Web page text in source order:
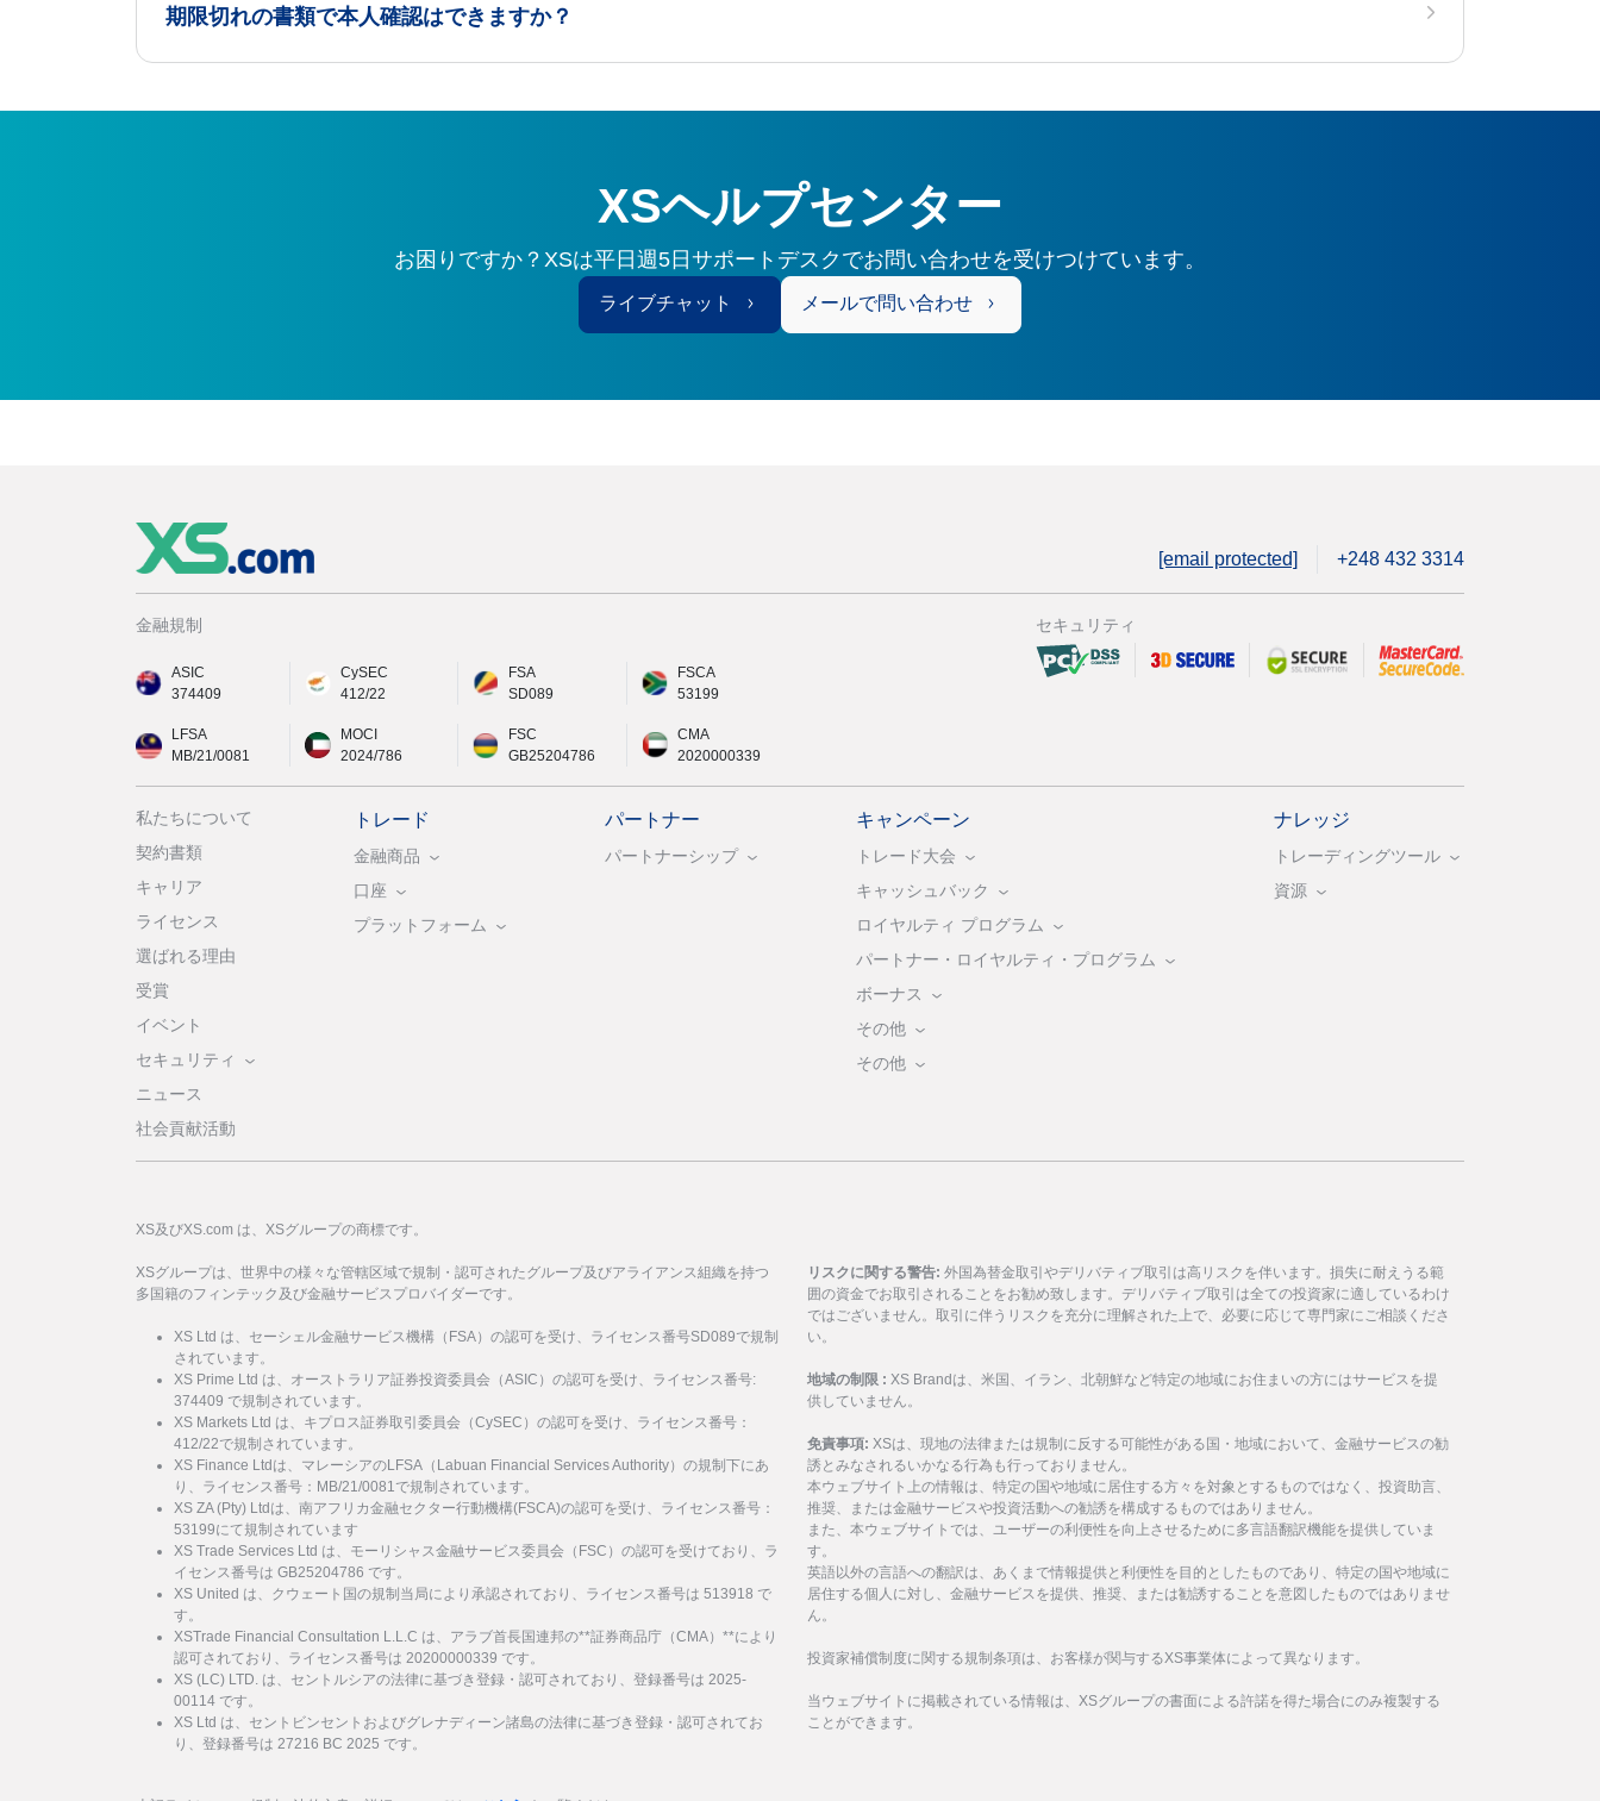
期限切れの書類で本人確認はできますか？
XSヘルプセンター
お困りですか？XSは平日週5日サポートデスクでお問い合わせを受けつけています。
ライブチャット メールで問い合わせ
[email protected] +248 432 3314
金融規制
ASIC
374409
CySEC
412/22
FSA
SD089
FSCA
53199
LFSA
MB/21/0081
MOCI
2024/786
FSC
GB25204786
CMA
2020000339
セキュリティ
私たちについて
契約書類
キャリア
ライセンス
選ばれる理由
受賞
イベント
セキュリティ
ニュース
社会貢献活動
トレード
金融商品
口座
プラットフォーム
パートナー
パートナーシップ
キャンペーン
トレード大会
キャッシュバック
ロイヤルティ プログラム
パートナー・ロイヤルティ・プログラム
ボーナス
その他
その他
ナレッジ
トレーディングツール
資源
XS及びXS.com は、XSグループの商標です。
XSグループは、世界中の様々な管轄区域で規制・認可されたグループ及びアライアンス組織を持つ
多国籍のフィンテック及び金融サービスプロバイダーです。
XS Ltd は、セーシェル金融サービス機構（FSA）の認可を受け、ライセンス番号SD089で規制
されています。
XS Prime Ltd は、オーストラリア証券投資委員会（ASIC）の認可を受け、ライセンス番号:
374409 で規制されています。
XS Markets Ltd は、キプロス証券取引委員会（CySEC）の認可を受け、ライセンス番号：
412/22で規制されています。
XS Finance Ltdは、マレーシアのLFSA（Labuan Financial Services Authority）の規制下にあ
り、ライセンス番号：MB/21/0081で規制されています。
XS ZA (Pty) Ltdは、南アフリカ金融セクター行動機構(FSCA)の認可を受け、ライセンス番号：
53199にて規制されています
XS Trade Services Ltd は、モーリシャス金融サービス委員会（FSC）の認可を受けており、ラ
イセンス番号は GB25204786 です。
XS United は、クウェート国の規制当局により承認されており、ライセンス番号は 513918 で
す。
XSTrade Financial Consultation L.L.C は、アラブ首長国連邦の**証券商品庁（CMA）**により
認可されており、ライセンス番号は 20200000339 です。
XS (LC) LTD. は、セントルシアの法律に基づき登録・認可されており、登録番号は 2025-
00114 です。
XS Ltd は、セントビンセントおよびグレナディーン諸島の法律に基づき登録・認可されてお
り、登録番号は 27216 BC 2025 です。
リスクに関する警告: 外国為替金取引やデリバティブ取引は高リスクを伴います。損失に耐えうる範
囲の資金でお取引されることをお勧め致します。デリバティブ取引は全ての投資家に適しているわけ
ではございません。取引に伴うリスクを充分に理解された上で、必要に応じて専門家にご相談くださ
い。
地域の制限 : XS Brandは、米国、イラン、北朝鮮など特定の地域にお住まいの方にはサービスを提
供していません。
免責事項: XSは、現地の法律または規制に反する可能性がある国・地域において、金融サービスの勧
誘とみなされるいかなる行為も行っておりません。
本ウェブサイト上の情報は、特定の国や地域に居住する方々を対象とするものではなく、投資助言、
推奨、または金融サービスや投資活動への勧誘を構成するものではありません。
また、本ウェブサイトでは、ユーザーの利便性を向上させるために多言語翻訳機能を提供していま
す。
英語以外の言語への翻訳は、あくまで情報提供と利便性を目的としたものであり、特定の国や地域に
居住する個人に対し、金融サービスを提供、推奨、または勧誘することを意図したものではありませ
ん。
投資家補償制度に関する規制条項は、お客様が関与するXS事業体によって異なります。
当ウェブサイトに掲載されている情報は、XSグループの書面による許諾を得た場合にのみ複製する
ことができます。